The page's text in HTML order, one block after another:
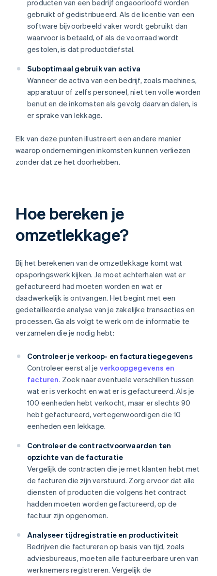
producten van een bedrijf ongeoorloofd worden
gebruikt of gedistribueerd. Als de licentie van een
software bijvoorbeeld vaker wordt gebruikt dan
waarvoor is betaald, of als de voorraad wordt
gestolen, is dat productdiefstal.
Suboptimaal gebruik van activa
Wanneer de activa van een bedrijf, zoals machines,
apparatuur of zelfs personeel, niet ten volle worden
benut en de inkomsten als gevolg daarvan dalen, is
er sprake van lekkage.
Elk van deze punten illustreert een andere manier
waarop ondernemingen inkomsten kunnen verliezen
zonder dat ze het doorhebben.
Hoe bereken je
omzetlekkage?
Bij het berekenen van de omzetlekkage komt wat
opsporingswerk kijken. Je moet achterhalen wat er
gefactureerd had moeten worden en wat er
daadwerkelijk is ontvangen. Het begint met een
gedetailleerde analyse van je zakelijke transacties en
processen. Ga als volgt te werk om de informatie te
verzamelen die je nodig hebt:
Controleer je verkoop- en facturatiegegevens
Controleer eerst al je verkoopgegevens en
facturen. Zoek naar eventuele verschillen tussen
wat er is verkocht en wat er is gefactureerd. Als je
100 eenheden hebt verkocht, maar er slechts 90
hebt gefactureerd, vertegenwoordigen die 10
eenheden een lekkage.
Controleer de contractvoorwaarden ten
opzichte van de facturatie
Vergelijk de contracten die je met klanten hebt met
de facturen die zijn verstuurd. Zorg ervoor dat alle
diensten of producten die volgens het contract
hadden moeten worden gefactureerd, op de
factuur zijn opgenomen.
Analyseer tijdregistratie en productiviteit
Bedrijven die factureren op basis van tijd, zoals
adviesbureaus, moeten alle factureerbare uren van
werknemers registreren. Vergelijk de